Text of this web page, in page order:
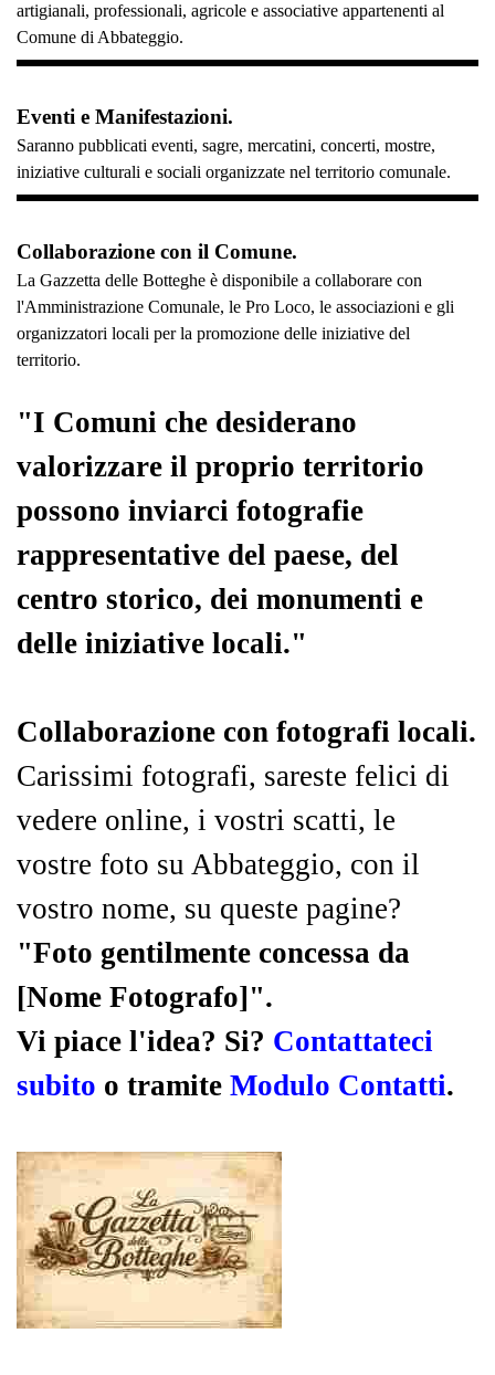
artigianali, professionali, agricole e associative appartenenti al
Comune di Abbateggio.
Eventi e Manifestazioni.
Saranno pubblicati eventi, sagre, mercatini, concerti, mostre,
iniziative culturali e sociali organizzate nel territorio comunale.
Collaborazione con il Comune.
La Gazzetta delle Botteghe è disponibile a collaborare con
l'Amministrazione Comunale, le Pro Loco, le associazioni e gli
organizzatori locali per la promozione delle iniziative del
territorio.
"I Comuni che desiderano
valorizzare il proprio territorio
possono inviarci fotografie
rappresentative del paese, del
centro storico, dei monumenti e
delle iniziative locali."
Collaborazione con fotografi locali.
Carissimi fotografi, sareste felici di
vedere online, i vostri scatti, le
vostre foto su Abbateggio, con il
vostro nome, su queste pagine?
"Foto gentilmente concessa da
[Nome Fotografo]".
Vi piace l'idea? Si? Contattateci
subito o tramite Modulo Contatti.